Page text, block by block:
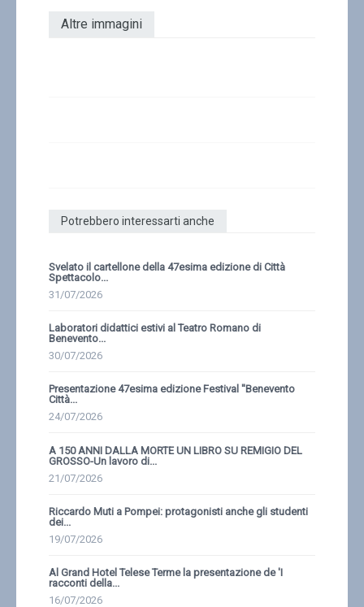
Altre immagini
Potrebbero interessarti anche
Svelato il cartellone della 47esima edizione di Città
Spettacolo...
31/07/2026
Laboratori didattici estivi al Teatro Romano di
Benevento...
30/07/2026
Presentazione 47esima edizione Festival ''Benevento
Città...
24/07/2026
A 150 ANNI DALLA MORTE UN LIBRO SU REMIGIO DEL
GROSSO-Un lavoro di...
21/07/2026
Riccardo Muti a Pompei: protagonisti anche gli studenti
dei...
19/07/2026
Al Grand Hotel Telese Terme la presentazione de 'I
racconti della...
16/07/2026